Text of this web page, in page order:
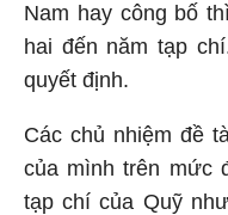
Nam hay công bố
hai đến năm tạp
quyết định.
Các chủ nhiệm đề
của mình trên mức
tạp chí của Quỹ